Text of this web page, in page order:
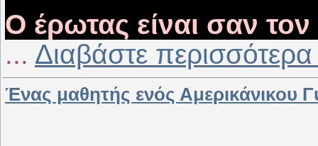
Ο έρωτας είναι σαν
... Διαβάστε
Ένας μαθητής ενός Αμερικάνικου